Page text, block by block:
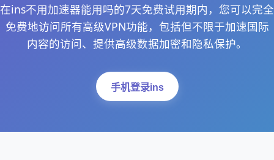
在ins不用加速器能用吗的7天免费试用期内，您可以完全
免费地访问所有高级VPN功能，包括但不限于加速国际
内容的访问、提供高级数据加密和隐私保护。
手机登录ins